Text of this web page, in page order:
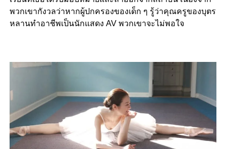
พวกเขากังวลว่าหากผู้ปกครองของเด็ก ๆ รู้ว่าคุณครูของบุตร
หลานทำอาชีพเป็นนักแสดง AV พวกเขาจะไม่พอใจ